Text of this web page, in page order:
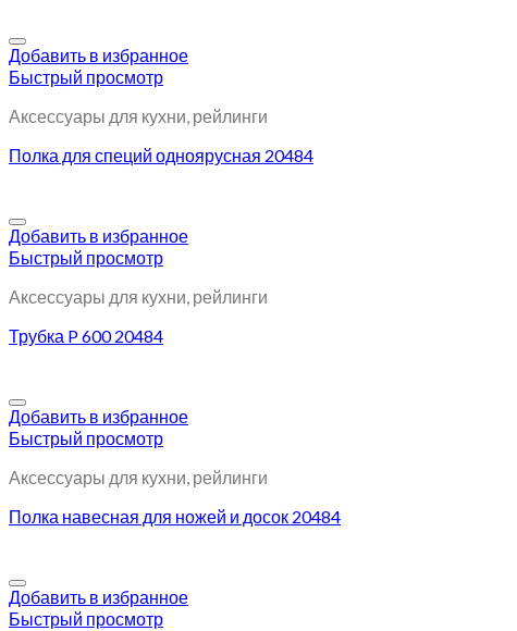
Добавить в избранное
Быстрый просмотр
Аксессуары для кухни, рейлинги
Полка для специй одноярусная 20484
Добавить в избранное
Быстрый просмотр
Аксессуары для кухни, рейлинги
Трубка P 600 20484
Добавить в избранное
Быстрый просмотр
Аксессуары для кухни, рейлинги
Полка навесная для ножей и досок 20484
Добавить в избранное
Быстрый просмотр